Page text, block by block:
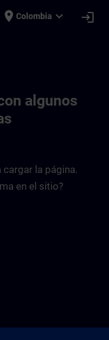
place Colombia expand_more login
algunos
cargar la página.
en el sitio?